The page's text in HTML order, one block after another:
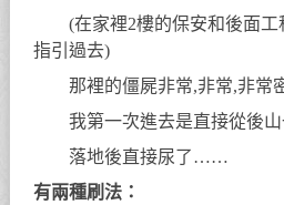
(在家裡2樓的保安和後面工
指引過去)
那裡的僵屍非常,非常,非常
我第一次進去是直接從後山
落地後直接尿了……
有兩種刷法：